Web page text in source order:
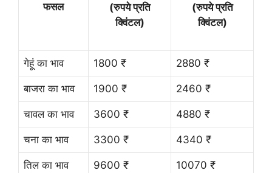
फसल
(रुपये प्रति
क्विंटल)
(रुपये प्रति
क्विंटल)
गेहूं का भाव 1800 ₹ 2880 ₹
बाजरा का भाव 1900 ₹ 2460 ₹
चावल का भाव 3600 ₹ 4880 ₹
चना का भाव 3300 ₹ 4340 ₹
तिल का भाव 9600 ₹ 10070 ₹